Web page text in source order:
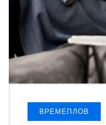
ВРЕМЕПЛОВ